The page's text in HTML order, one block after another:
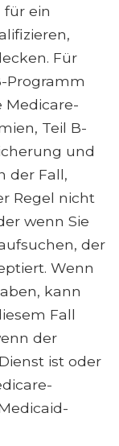
für ein
Für
Programm
Medicare-
Teil B-
und
der Fall,
Regel nicht
wenn Sie
der
Wenn
kann
Fall
der
ist oder